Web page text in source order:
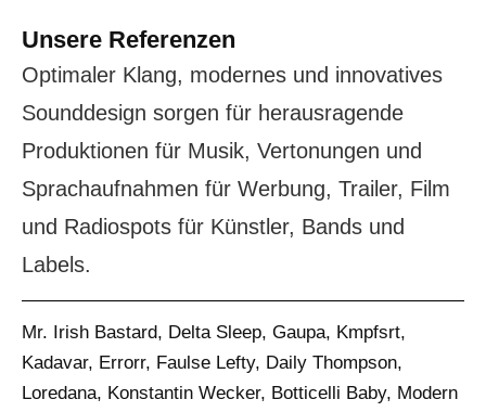
Unsere Referenzen
Optimaler Klang, modernes und innovatives
Sounddesign sorgen für herausragende
Produktionen für Musik, Vertonungen und
Sprachaufnahmen für Werbung, Trailer, Film
und Radiospots für Künstler, Bands und
Labels.
Mr. Irish Bastard, Delta Sleep, Gaupa, Kmpfsrt,
Kadavar, Errorr, Faulse Lefty, Daily Thompson,
Loredana, Konstantin Wecker, Botticelli Baby, Modern